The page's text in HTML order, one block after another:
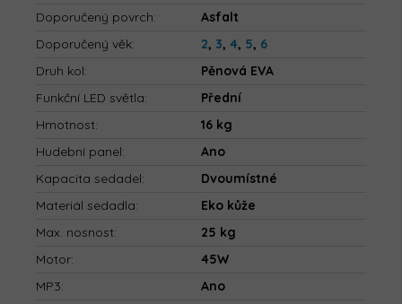
Doporučený povrch:
Asfalt
Doporučený věk: 2, 3, 4, 5, 6
Druh kol:
Pěnová EVA
Funkční LED světla:
Přední
Hmotnost:
16 kg
Hudební panel:
Ano
Kapacita sedadel:
Dvoumístné
Materiál sedadla:
Eko kůže
Max. nosnost:
25 kg
Motor:
45W
MP3:
Ano